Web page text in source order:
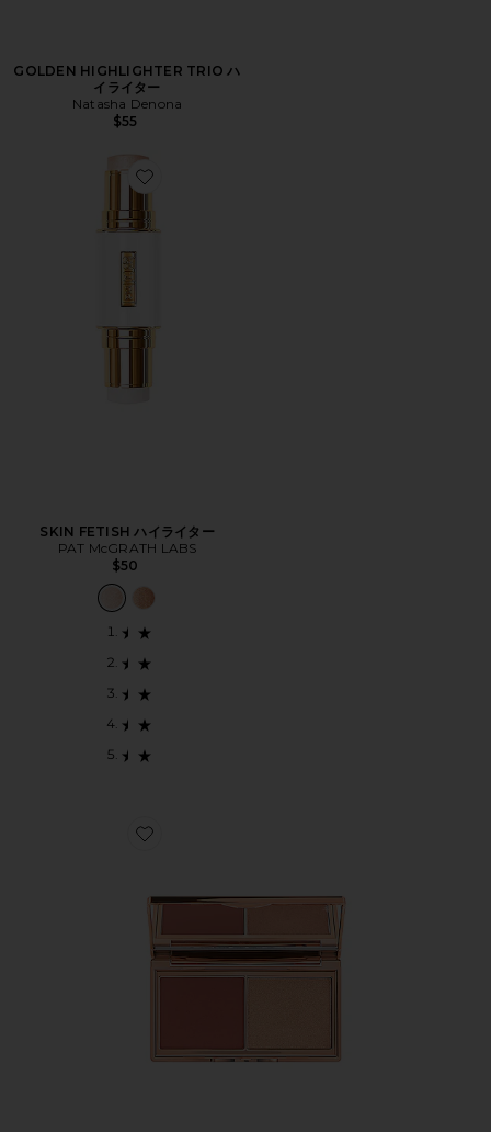
GOLDEN HIGHLIGHTER TRIO ハ
イライター
Natasha Denona
$55
Favorite SKIN FETISH ハイライター
SKIN FETISH ハイライター
PAT McGRATH LABS
$50
Favorite HOLLYWOOD BLUSH & GLOW GLIDE